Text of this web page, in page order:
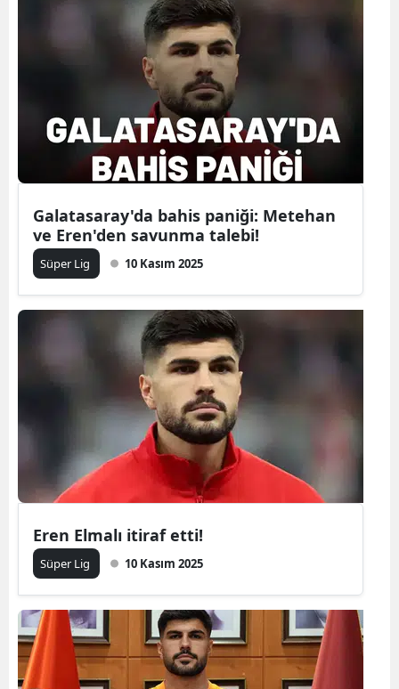
Galatasaray'da bahis paniği: Metehan
ve Eren'den savunma talebi!
Süper Lig 10 Kasım 2025
Eren Elmalı itiraf etti!
Süper Lig 10 Kasım 2025